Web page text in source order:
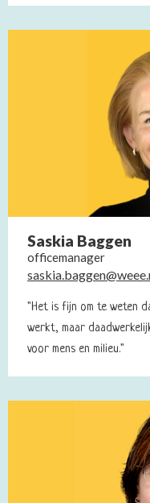
Saskia Baggen
officemanager
"Het is fijn om te weten
werkt, maar
voor mens en milieu."